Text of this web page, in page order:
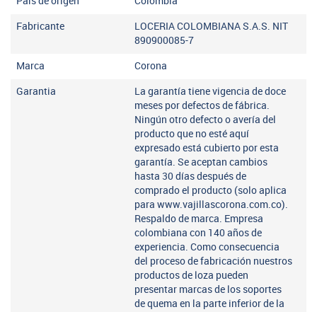
Fabricante
LOCERIA COLOMBIANA S.A.S. NIT
890900085-7
Marca Corona
Garantia
La garantía tiene vigencia de doce
meses por defectos de fábrica.
Ningún otro defecto o avería del
producto que no esté aquí
expresado está cubierto por esta
garantía. Se aceptan cambios
hasta 30 días después de
comprado el producto (solo aplica
para www.vajillascorona.com.co).
Respaldo de marca. Empresa
colombiana con 140 años de
experiencia. Como consecuencia
del proceso de fabricación nuestros
productos de loza pueden
presentar marcas de los soportes
de quema en la parte inferior de la